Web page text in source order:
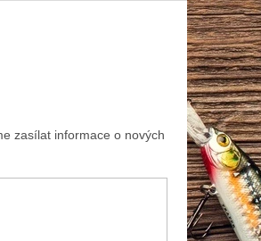
zasílat informace o nových